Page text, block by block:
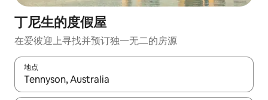
丁尼生的度假屋
在爱彼迎上寻找并预订独一无二的房源
地点
如有搜索结果，请使用上下方向键查看，或通过点击或滑动手势